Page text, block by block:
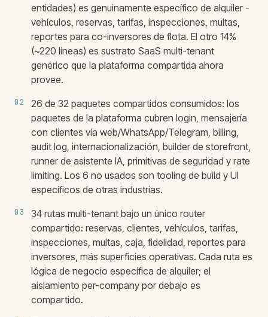
entidades) es genuinamente específico de alquiler -
vehículos, reservas, tarifas, inspecciones, multas,
reportes para co-inversores de flota. El otro 14%
(~220 líneas) es sustrato SaaS multi-tenant
genérico que la plataforma compartida ahora
provee.
02
26 de 32 paquetes compartidos consumidos: los
paquetes de la plataforma cubren login, mensajería
con clientes vía web/WhatsApp/Telegram, billing,
audit log, internacionalización, builder de storefront,
runner de asistente IA, primitivas de seguridad y rate
limiting. Los 6 no usados son tooling de build y UI
específicos de otras industrias.
03
34 rutas multi-tenant bajo un único router
compartido: reservas, clientes, vehículos, tarifas,
inspecciones, multas, caja, fidelidad, reportes para
inversores, más superficies operativas. Cada ruta es
lógica de negocio específica de alquiler; el
aislamiento per-company por debajo es
compartido.